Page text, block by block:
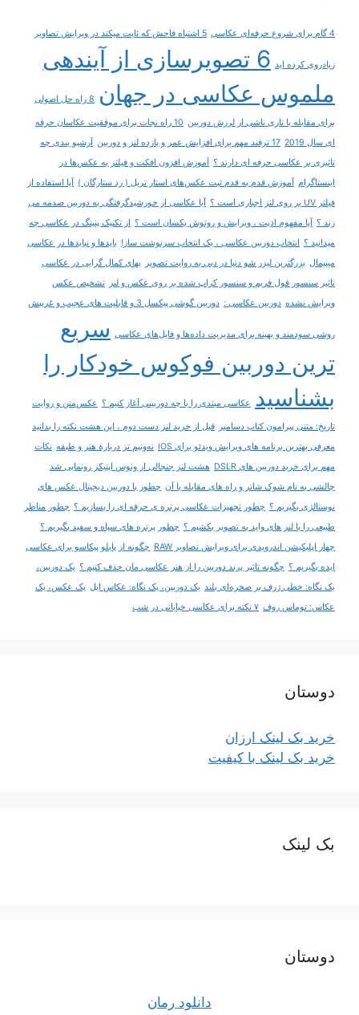
4 گام برای شروع حرفه‌ای عکاسی 5 اشتباه فاحش که ثابت میکند در ویرایش تصاویر
زیادروی کرده اید
6 تصویرسازی از آینده‎ی
ملموس عکاسی در جهان
8 راه حل اصولی
برای مقابله با تاری ناشی از لرزش دوربین
10 راه نجات برای موفقیت عکاسان حرفه
ای سال 2019
17 ترفند مهم برای افزایش عمر و بازده لنز و دوربین
آرشیو بندی چه
تاثیری بر عکاسی حرفه ای دارند ؟ آموزش افزون افکت و فیلتر به عکس‌ها در
اینستاگرام آموزش قدم به قدم ثبت عکس‌های استار تریل ( رد ستارگان ) آیا استفاده از
فیلتر UV بر روی لنز اجباری است ؟
آیا عکاسی از خورشیدگرفتگی به دوربین صدمه می
زند ؟ آیا مفهوم ادیت ، ویرایش و روتوش یکسان است ؟ از تکنیک پنینگ در عکاسی چه
میدانید ؟ انتخاب دوربین عکاسی ، یک انتخاب سرنوشت ساز! بایدها و نبایدها در عکاسی
مینیمال بزرگترین لیزر شو دنیا در دبی به روایت تصویر
بهای کمال گرایی در عکاسی
تاثیر سنسور فول فریم و سنسور کراپ شده بر روی عکس و لنز
تشخیص عکس
ویرایش نشده دوربین عکاسی : دوربین گوشی پیکسل 3 و قابلیت های عجیب و غریبش
روشی سودمند و بهینه برای مدیریت داده‌ها و فایل‌های عکاسی سریع
ترین دوربین فوکوس خودکار را
بشناسید عکاسی مبتدی را با چه دوربینی آغاز کنیم ؟ عکس‌متن و روایت
تاریخ: متنی پیرامون کتاب دسامبر
قبل از خرید لنز دست دوم ، این هشت نکته را بدانید
معرفی بهترین برنامه های ویرایش ویدئو برای IOS
نه‌ونیم تز دربارۀ هنر و طبقه نکات
مهم برای خرید دوربین های DSLR
هشت لنز جنجالی از ونوس اپتیکز رونمایی شد
چالشی به نام شوک شاتر و راه های مقابله با آن چطور با دوربین دیجیتال عکس های
نوستالژی بگیریم ؟ چطور تجهیزات عکاسی پرتره ی حرفه ای را بسازیم ؟ چطور مناظر
طبیعی را با لنز های واید به تصویر بکشیم ؟ چطور پرتره های سیاه و سفید بگیریم ؟
چهار اپلیکیشن اندرویدی برای ویرایش تصاویر RAW
چگونه از پابلو پیکاسو برای عکاسی
ایده بگیریم ؟ چگونه تاثیر برند دوربین را از هنر عکاسی مان حذف کنیم ؟ یک دوربین،
یک نگاه: خطی ژرف بر صخره‌ای بلند یک دوربین، یک نگاه: عکاس ایل یک عکس، یک
عکاس: توماس روف ۷ نکته برای عکاسی خیابانی در شب
دوستان
خرید بک لینک ارزان
خرید بک لینک با کیفیت
بک لینک
دوستان
دانلود رمان